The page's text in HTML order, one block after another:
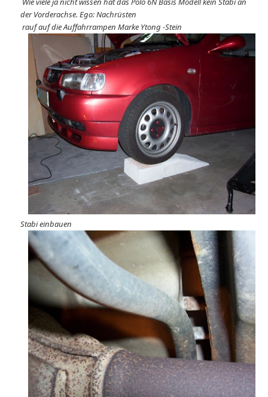
der Vorderachse. Ego: Nachrüsten
rauf auf die Auffahrrampen Marke Ytong -Stein
Stabi einbauen